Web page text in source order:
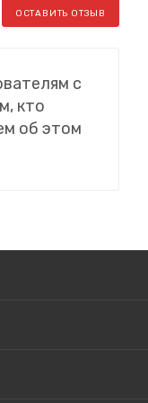
ОСТАВИТЬ ОТЗЫВ
с
кто
об этом